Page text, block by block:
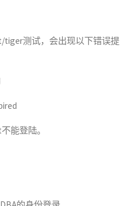
tiger测试，会出现以下错误提
能登陆。